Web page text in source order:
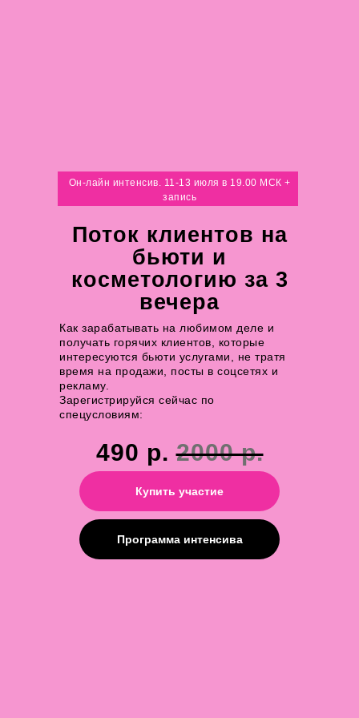
Поток клиентов на
бьюти и
косметологию за 3
вечера
Как зарабатывать на любимом деле и
получать горячих клиентов, которые
интересуются бьюти услугами, не тратя
время на продажи, посты в соцсетях и
рекламу.
Зарегистрируйся сейчас по
спецусловиям:
Купить участие
Он-лайн интенсив. 11-13 июля в 19.00 МСК +
запись
Программа интенсива
490 р.2000 р.